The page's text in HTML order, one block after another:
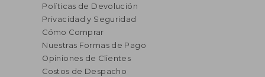
Políticas de Devolución
Privacidad y Seguridad
Cómo Comprar
Nuestras Formas de Pago
Opiniones de Clientes
Costos de Despacho